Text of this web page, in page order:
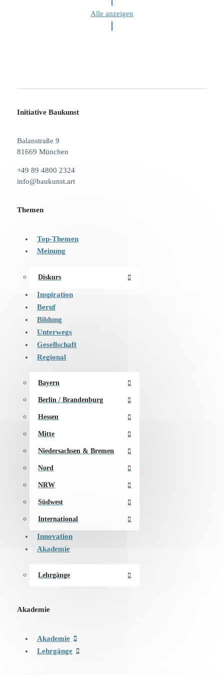
Alle anzeigen
Initiative Baukunst
Balanstraße 9
81669 München
+49 89 4800 2324
info@baukunst.art
Themen
Top-Themen
Meinung
Diskurs
Inspiration
Beruf
Bildung
Unterwegs
Gesellschaft
Regional
Bayern
Berlin / Brandenburg
Hessen
Mitte
Niedersachsen & Bremen
Nord
NRW
Südwest
International
Innovation
Akademie
Lehrgänge
Akademie
Akademie
Lehrgänge